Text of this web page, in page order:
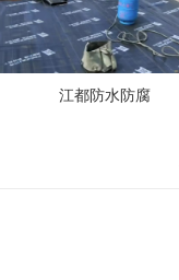
江都防水防腐